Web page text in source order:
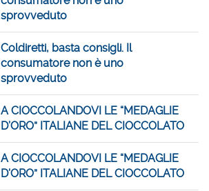
sprovveduto
Coldiretti, basta consigli. Il
consumatore non è uno
sprovveduto
A CIOCCOLANDOVI LE “MEDAGLIE
D’ORO” ITALIANE DEL CIOCCOLATO
A CIOCCOLANDOVI LE “MEDAGLIE
D’ORO” ITALIANE DEL CIOCCOLATO